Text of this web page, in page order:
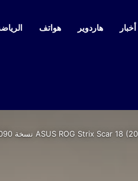
أخبار هاردوير هواتف